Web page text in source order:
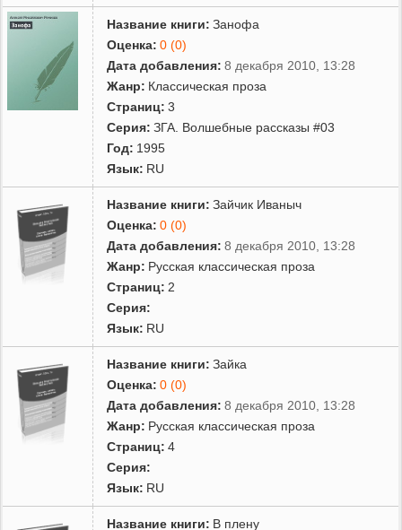
Название книги: Занофа
Оценка: 0 (0)
Дата добавления: 8 декабря 2010, 13:28
Жанр: Классическая проза
Страниц: 3
Серия: ЗГА. Волшебные рассказы #03
Год: 1995
Язык: RU
Название книги: Зайчик Иваныч
Оценка: 0 (0)
Дата добавления: 8 декабря 2010, 13:28
Жанр: Русская классическая проза
Страниц: 2
Серия:
Язык: RU
Название книги: Зайка
Оценка: 0 (0)
Дата добавления: 8 декабря 2010, 13:28
Жанр: Русская классическая проза
Страниц: 4
Серия:
Язык: RU
Название книги: В плену